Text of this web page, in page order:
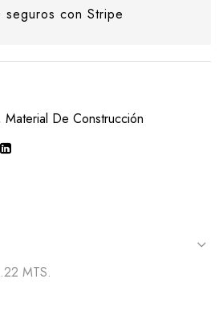
seguros con Stripe
Material De Construcción
MTS.